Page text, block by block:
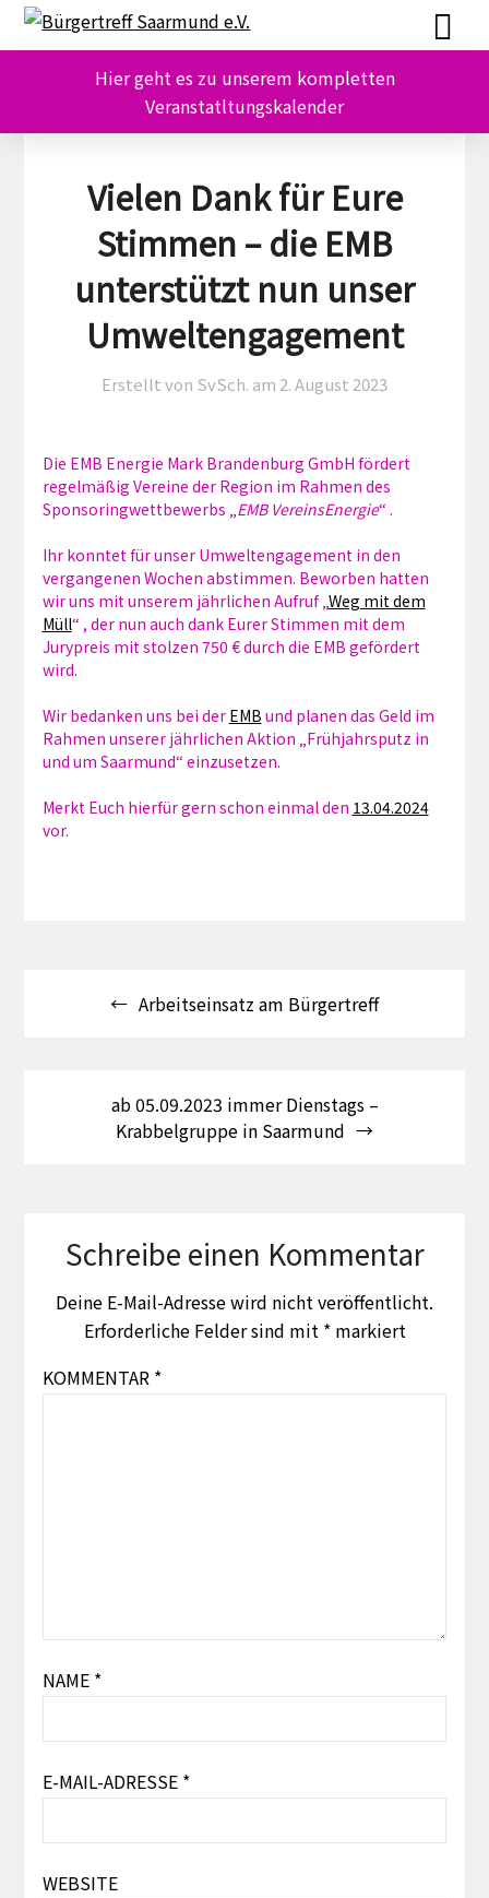
Skip
Skip
Hier geht es zu unserem kompletten
Veranstatltungskalender
Vielen Dank für Eure
Stimmen – die EMB
unterstützt nun unser
Umweltengagement
Erstellt von SvSch. am 2. August 2023
Die EMB Energie Mark Brandenburg GmbH fördert
regelmäßig Vereine der Region im Rahmen des
Sponsoringwettbewerbs „EMB VereinsEnergie“ .
Ihr konntet für unser Umweltengagement in den
vergangenen Wochen abstimmen. Beworben hatten
wir uns mit unserem jährlichen Aufruf „Weg mit dem
Müll“ , der nun auch dank Eurer Stimmen mit dem
Jurypreis mit stolzen 750 € durch die EMB gefördert
wird.
Wir bedanken uns bei der EMB und planen das Geld im
Rahmen unserer jährlichen Aktion „Frühjahrsputz in
und um Saarmund“ einzusetzen.
Merkt Euch hierfür gern schon einmal den 13.04.2024
vor.
Arbeitseinsatz am Bürgertreff
ab 05.09.2023 immer Dienstags –
Krabbelgruppe in Saarmund
Schreibe einen Kommentar
Deine E-Mail-Adresse wird nicht veröffentlicht.
Erforderliche Felder sind mit *markiert
KOMMENTAR *
NAME *
E-MAIL-ADRESSE *
WEBSITE